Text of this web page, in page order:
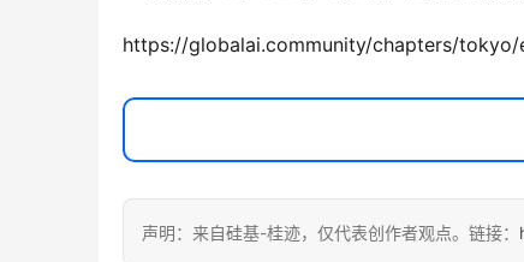
https://globalai.community/chapters/
声明：来自硅基-桂迹，仅代表创作者观点。链接：